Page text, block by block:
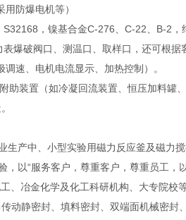
防爆电机等）
，镍基合金C-276、C-22、B-2
爆破阀口、测温口、取样口，还可根据
速、电机电流显示、加热控制）。
助装置（如冷凝回流装置、恒压加料罐
生产中、小型实验用磁力反应釜及磁力
以“服务客户，尊重客户，尊重员工，
、冶金化学及化工科研机构、大专院
动静密封、填料密封、双端面机械密